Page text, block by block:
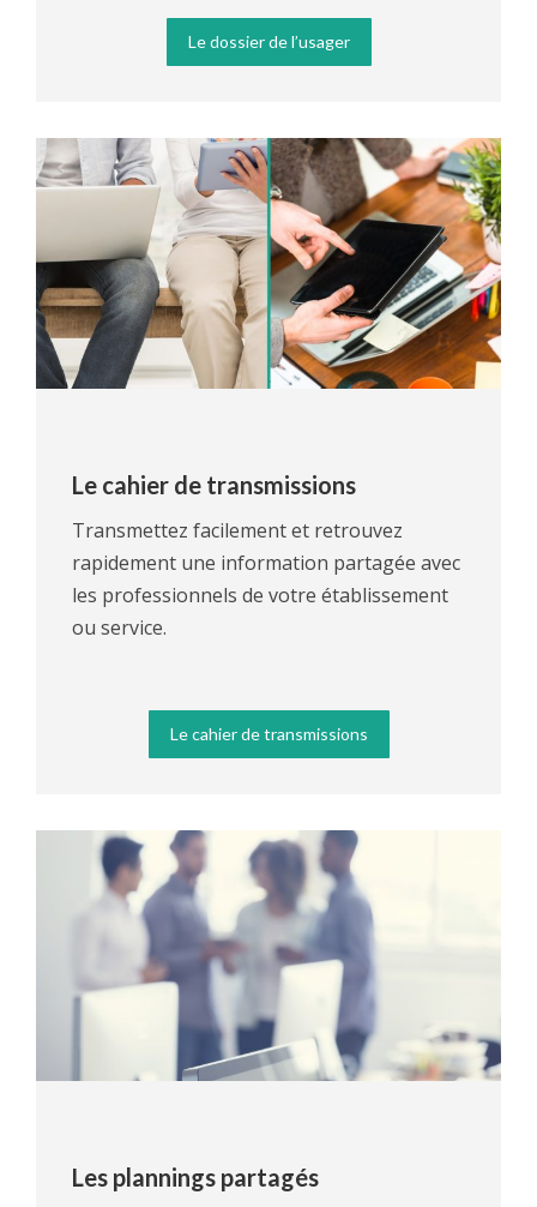
Le dossier de l’usager
Le cahier de transmissions
Transmettez facilement et retrouvez
rapidement une information partagée avec
les professionnels de votre établissement
ou service.
Le cahier de transmissions
Les plannings partagés